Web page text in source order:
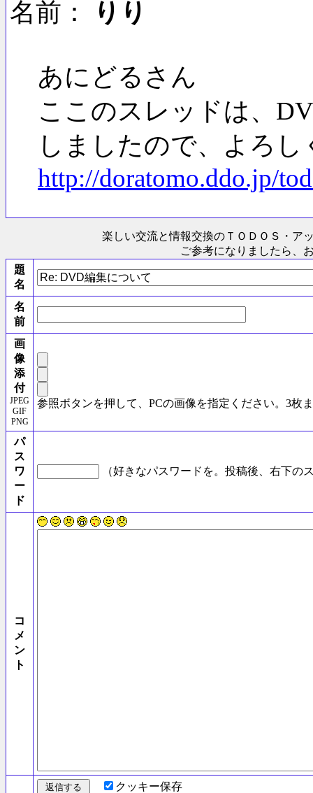
名前： りり
あにどるさん
ここのスレッドは、
しましたので、よろ
http://doratomo.ddo.jp/
楽しい交流と情報交換のＴＯＤＯＳ ・ア
ご参考になりましたら、
題
名
名
前
画
像
添
付
JPEG
GIF
PNG
参照ボタンを押して、PCの画像を指定ください。3枚
パ
ス
ワ
ー
ド
（好きなパスワードを。投稿後、右下の
コ
メ
ン
ト
クッキー保存